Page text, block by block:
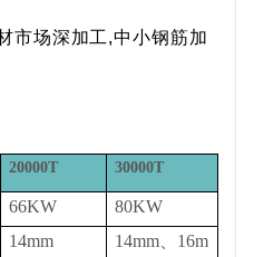
市场深加工,中小钢筋加
20000T 30000T
66KW
80KW
14mm 14mm、 16m